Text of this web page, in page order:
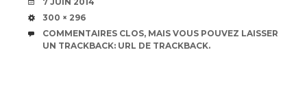
TAILLE
300 × 296
COMMENTAIRES CLOS, MAIS VOUS POUVEZ LAISSER
UN TRACKBACK: URL DE TRACKBACK.